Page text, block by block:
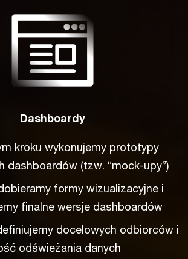
Dashboardy
kroku wykonujemy prototypy
dashboardów (tzw. “mock-upy”)
formy wizualizacyjne i
finalne wersje dashboardów
docelowych odbiorców i
odświeżania danych